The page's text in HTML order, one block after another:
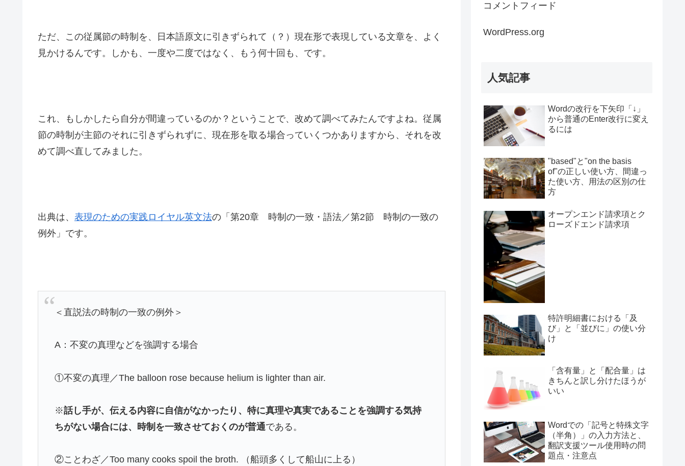
ただ、この従属節の時制を、日本語原文に引きずられて（？）現在形で表現している文章を、よく
見かけるんです。しかも、一度や二度ではなく、もう何十回も、です。
これ、もしかしたら自分が間違っているのか？ということで、改めて調べてみたんですよね。従属
節の時制が主節のそれに引きずられずに、現在形を取る場合っていくつかありますから、それを改
めて調べ直してみました。
出典は、 表現のための実践ロイヤル英文法の「第20章 時制の一致・語法／第2節 時制の一致の
例外」です。
＜直説法の時制の一致の例外＞
A：不変の真理などを強調する場合
①不変の真理／The balloon rose because helium is lighter than air.
※話し手が、伝える内容に自信がなかったり、特に真理や真実であることを強調する気持
ちがない場合には、時制を一致させておくのが普通である。
②ことわざ／Too many cooks spoil the broth. （船頭多くして船山に上る）
コメントフィード
WordPress.org
人気記事
Wordの改行を下矢印「↓」
から普通のEnter改行に変え
るには
"based"と"on the basis
of"の正しい使い方、間違っ
た使い方、用法の区別の仕
方
オープンエンド請求項とク
ローズドエンド請求項
特許明細書における「及
び」と「並びに」の使い分
け
「含有量」と「配合量」は
きちんと訳し分けたほうが
いい
Wordでの「記号と特殊文字
（半角）」の入力方法と、
翻訳支援ツール使用時の問
題点・注意点